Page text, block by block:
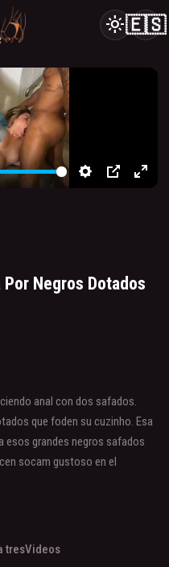
light_mode🇪🇸
Negros Dotados
anal con dos safados.
que foden su cuzinho. Esa
esos grandes negros safados
socam gustoso en el
tresVideos